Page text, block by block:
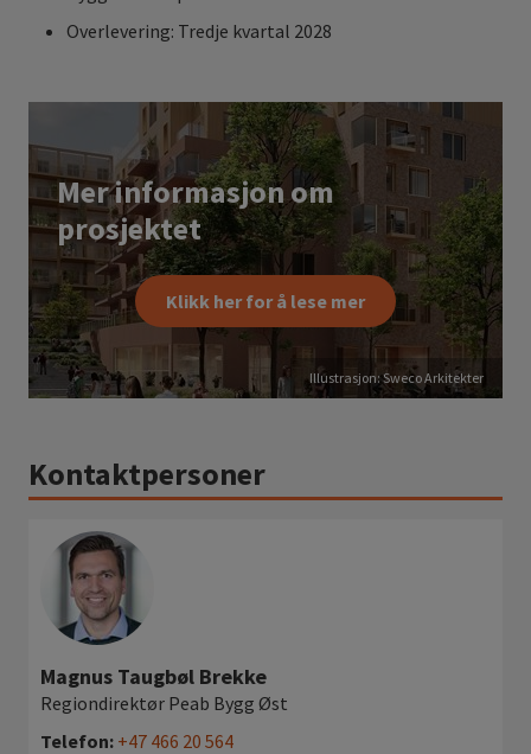
Overlevering: Tredje kvartal 2028
Mer informasjon om
prosjektet
Illustrasjon: Sweco Arkitekter
Klikk her for å lese mer
Kontaktpersoner
Magnus Taugbøl Brekke
Regiondirektør Peab Bygg Øst
Telefon: +47 466 20 564